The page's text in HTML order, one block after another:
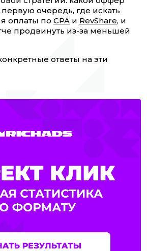
очередь, где искать
оплаты по CPA и RevShare, и
продвинуть из-за меньшей
ответы на эти